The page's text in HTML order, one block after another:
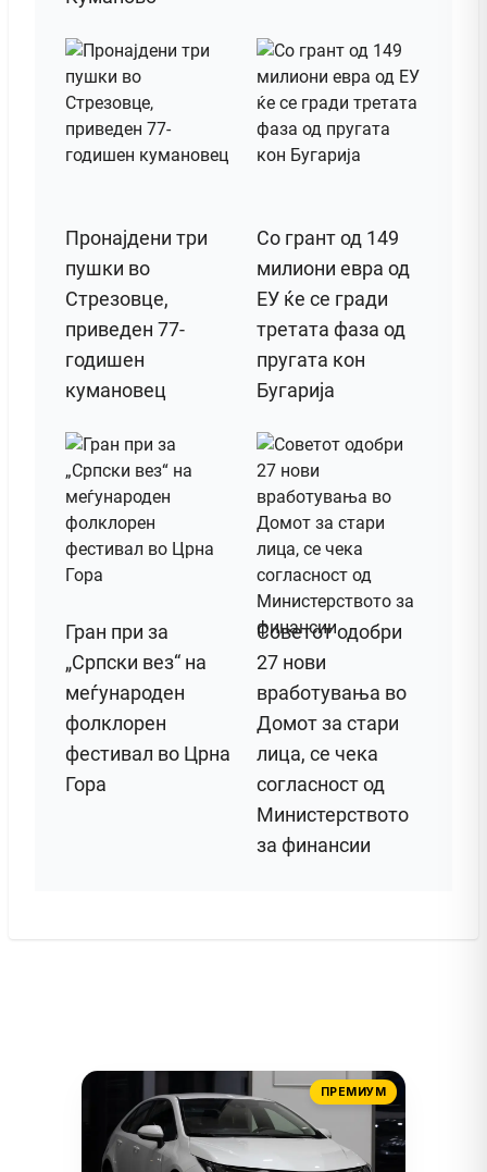
Пронајдени три
пушки во
Стрезовце,
приведен 77-
годишен
кумановец
Со грант од 149
милиони евра од
ЕУ ќе се гради
третата фаза од
пругата кон
Бугарија
Гран при за
„Српски вез“ на
меѓународен
фолклорен
фестивал во Црна
Гора
Советот одобри
27 нови
вработувања во
Домот за стари
лица, се чека
согласност од
Министерството
за финансии
ПРЕМИУМ